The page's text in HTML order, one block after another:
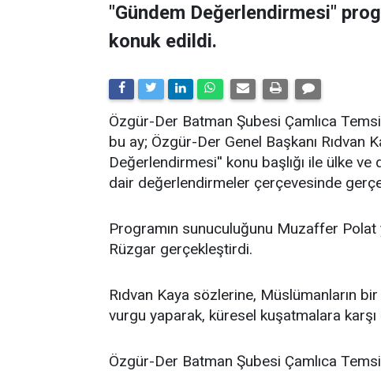
"Gündem Değerlendirmesi"
konuk edildi.
​Özgür-Der Batman Şubesi Çamlıca
bu ay; Özgür-Der Genel Başkanı Rıdvan
Değerlendirmesi'' konu başlığı ile ülke
dair değerlendirmeler çerçevesinde
Programın sunuculuğunu Muzaffer
Rüzgar gerçekleştirdi.
Rıdvan Kaya sözlerine, Müslümanların
vurgu yaparak, küresel kuşatmalara
Özgür-Der Batman Şubesi Çamlıca